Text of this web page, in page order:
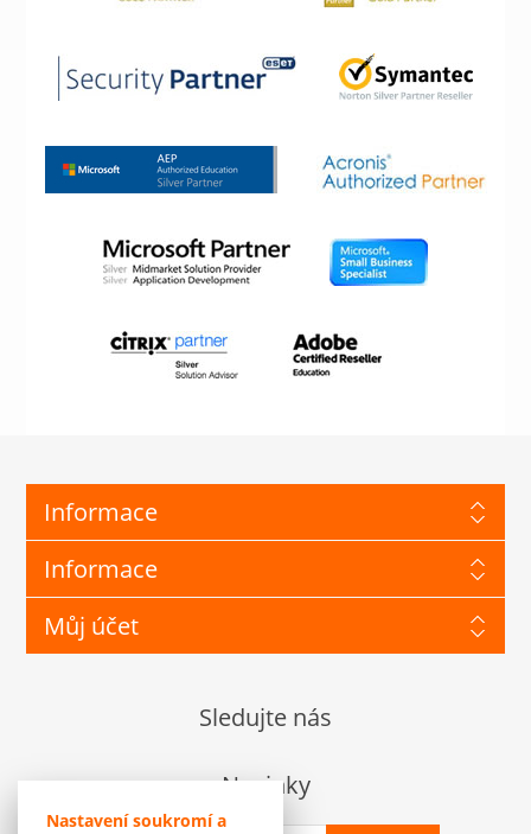
Nastavení soukromí a
Informace
Informace
Můj účet
Sledujte nás
Novinky